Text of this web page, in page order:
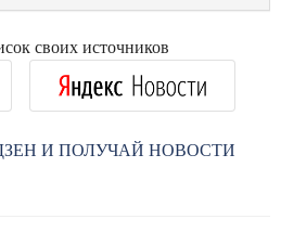
своих источников
И ПОЛУЧАЙ НОВОСТИ